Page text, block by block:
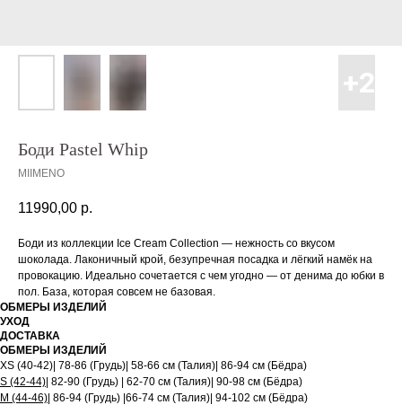
Боди Pastel Whip
MIIMENO
11990,00 р.
Боди из коллекции Ice Cream Collection — нежность со вкусом
шоколада. Лаконичный крой, безупречная посадка и лёгкий намёк на
провокацию. Идеально сочетается с чем угодно — от денима до юбки в
пол. База, которая совсем не базовая.
ОБМЕРЫ ИЗДЕЛИЙ
УХОД
ДОСТАВКА
ОБМЕРЫ ИЗДЕЛИЙ
XS (40-42)| 78-86 (Грудь)| 58-66 см (Талия)| 86-94 см (Бёдра)
S (42-44)| 82-90 (Грудь) | 62-70 см (Талия)| 90-98 см (Бёдра)
M (44-46)| 86-94 (Грудь) |66-74 см (Талия)| 94-102 см (Бёдра)